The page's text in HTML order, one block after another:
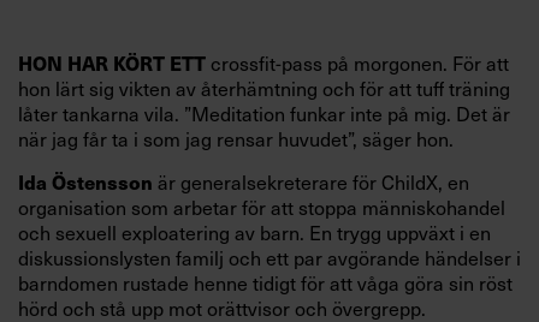
HON HAR KÖRT ETT crossfit-pass på morgonen. För att
hon lärt sig vikten av återhämtning och för att tuff träning
låter tankarna vila. ”Meditation funkar inte på mig. Det är
när jag får ta i som jag rensar huvudet”, säger hon.
Ida Östensson är generalsekreterare för ChildX, en
organisation som arbetar för att stoppa människohandel
och sexuell exploatering av barn. En trygg uppväxt i en
diskussionslysten familj och ett par avgörande händelser i
barndomen rustade henne tidigt för att våga göra sin röst
hörd och stå upp mot orättvisor och övergrepp.